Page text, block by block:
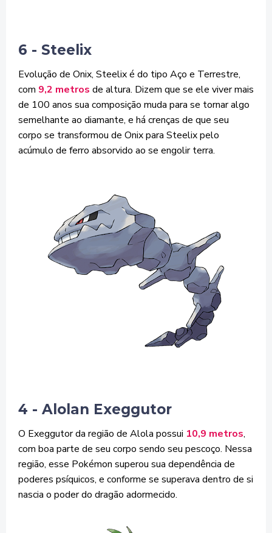
6 - Steelix
Evolução de Onix, Steelix é do tipo Aço e Terrestre,
com 9,2 metros de altura. Dizem que se ele viver mais
de 100 anos sua composição muda para se tornar algo
semelhante ao diamante, e há crenças de que seu
corpo se transformou de Onix para Steelix pelo
acúmulo de ferro absorvido ao se engolir terra.
4 - Alolan Exeggutor
O Exeggutor da região de Alola possui 10,9 metros,
com boa parte de seu corpo sendo seu pescoço. Nessa
região, esse Pokémon superou sua dependência de
poderes psíquicos, e conforme se superava dentro de si
nascia o poder do dragão adormecido.